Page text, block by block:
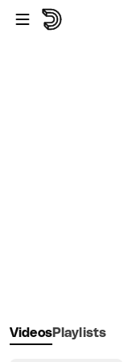
Skip to main content
VideosPlaylists